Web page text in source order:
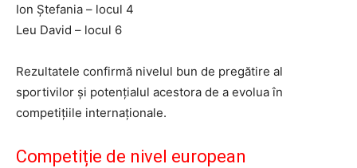
Ion Ștefania – locul 4
Leu David – locul 6
Rezultatele confirmă nivelul bun de pregătire al
sportivilor și potențialul acestora de a evolua în
competițiile internaționale.
Competiție de nivel european